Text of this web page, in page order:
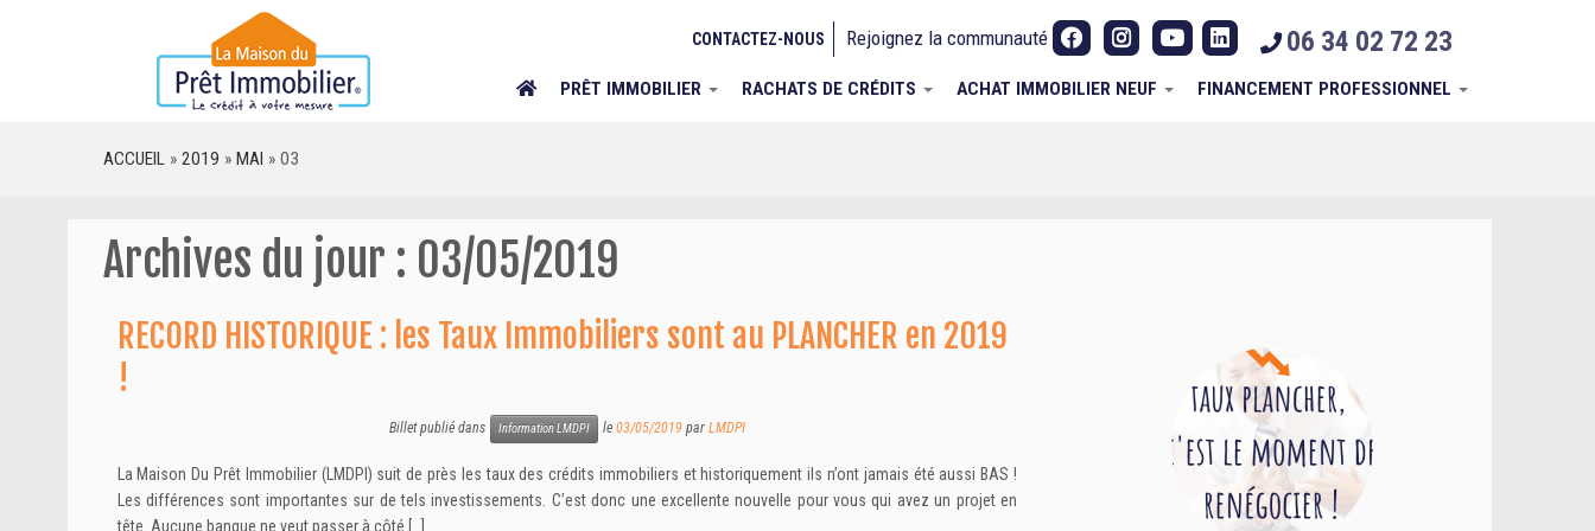
06 34 02 72 23
CONTACTEZ-NOUS Rejoignez la communauté
PRÊT IMMOBILIER RACHATS DE CRÉDITS ACHAT IMMOBILIER NEUF FINANCEMENT PROFESSIONNEL
ACCUEIL » 2019 » MAI » 03
Archives du jour : 03/05/2019
RECORD HISTORIQUE : les Taux Immobiliers sont au PLANCHER en 2019
!
Billet publié dans Information LMDPI le 03/05/2019 par LMDPI
La Maison Du Prêt Immobilier (LMDPI) suit de près les taux des crédits immobiliers et historiquement ils n’ont jamais été aussi BAS !
Les différences sont importantes sur de tels investissements. C’est donc une excellente nouvelle pour vous qui avez un projet en
tête. Aucune banque ne veut passer à côté […]